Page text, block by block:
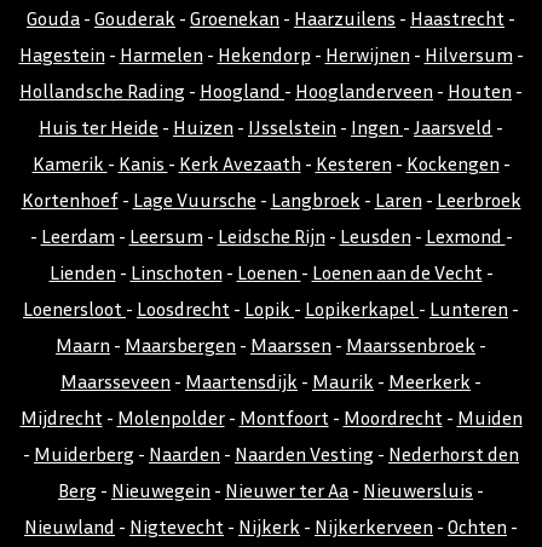
Gouda - Gouderak - Groenekan - Haarzuilens - Haastrecht -
Hagestein - Harmelen - Hekendorp - Herwijnen - Hilversum -
Hollandsche Rading - Hoogland - Hooglanderveen - Houten -
Huis ter Heide - Huizen - IJsselstein - Ingen - Jaarsveld -
Kamerik - Kanis - Kerk Avezaath - Kesteren - Kockengen -
Kortenhoef- Lage Vuursche - Langbroek - Laren - Leerbroek
- Leerdam - Leersum - Leidsche Rijn - Leusden - Lexmond -
Lienden - Linschoten - Loenen - Loenen aan de Vecht-
Loenersloot - Loosdrecht - Lopik - Lopikerkapel - Lunteren -
Maarn - Maarsbergen - Maarssen - Maarssenbroek -
Maarsseveen - Maartensdijk - Maurik - Meerkerk -
Mijdrecht- Molenpolder- Montfoort- Moordrecht- Muiden
- Muiderberg - Naarden - Naarden Vesting - Nederhorst den
Berg - Nieuwegein - Nieuwer ter Aa - Nieuwersluis -
Nieuwland - Nigtevecht - Nijkerk - Nijkerkerveen - Ochten -